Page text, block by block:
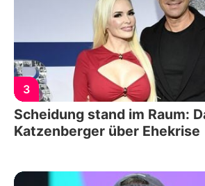
3
Scheidung stand im Raum:
Katzenberger über Ehekrise